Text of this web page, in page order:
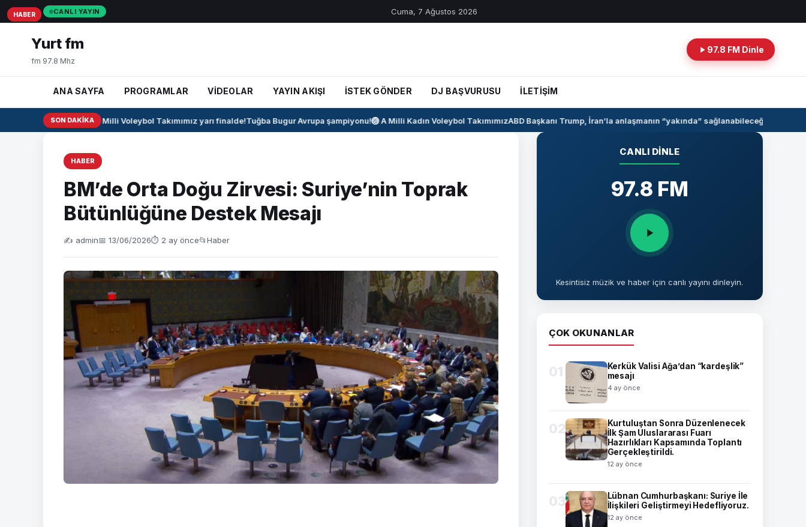
CANLI YAYIN Cuma, 7 Ağustos 2026
Yurt fm
fm 97.8 Mhz
97.8 FM Dinle
ANA SAYFA PROGRAMLAR VİDEOLAR YAYIN AKIŞI İSTEK GÖNDER DJ BAŞVURUSU İLETİŞİM
SON DAKIKA
🏐 U17 Erkek Milli Voleybol Takımımız yarı finalde!Tuğba Bugur Avrupa şampiyonu!🏐 A Milli Kadın Voleybol TakımımızABD Başkanı Trump, İran’la anlaşmanın “yakında” sağlanabileceğini söyledi
HABER
BM’de Orta Doğu Zirvesi: Suriye’nin Toprak
Bütünlüğüne Destek Mesajı
✍️ admin📅 13/06/2026⏱ 2 ay önce📂Haber
HABER
HABER
HABER
CANLI DINLE
97.8 FM
Kesintisiz müzik ve haber için canlı yayını dinleyin.
ÇOK OKUNANLAR
01
Kerkük Valisi Ağa’dan “kardeşlik”
mesajı
4 ay önce
02
Kurtuluştan Sonra Düzenlenecek
İlk Şam Uluslararası Fuarı
Hazırlıkları Kapsamında Toplantı
Gerçekleştirildi.
12 ay önce
03
Lübnan Cumhurbaşkanı: Suriye İle
İlişkileri Geliştirmeyi Hedefliyoruz.
12 ay önce